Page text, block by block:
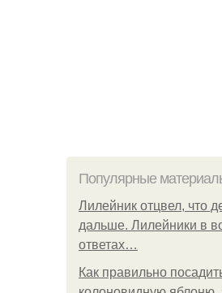
Популярные
Лилейник отцвел, что
дальше. Лилейники в
ответах…
Как правильно